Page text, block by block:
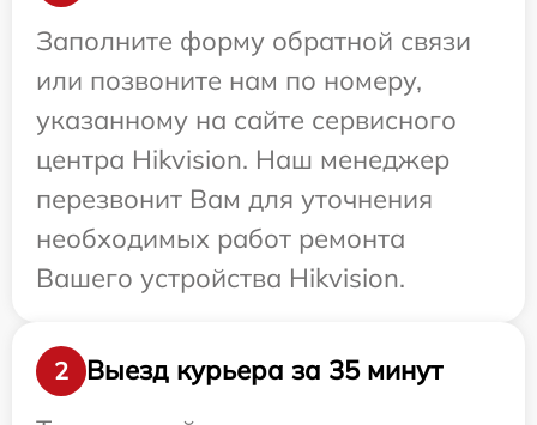
Заполните форму обратной связи
или позвоните нам по номеру,
указанному на сайте сервисного
центра Hikvision. Наш менеджер
перезвонит Вам для уточнения
необходимых работ ремонта
Вашего устройства Hikvision.
2
Выезд курьера за 35 минут